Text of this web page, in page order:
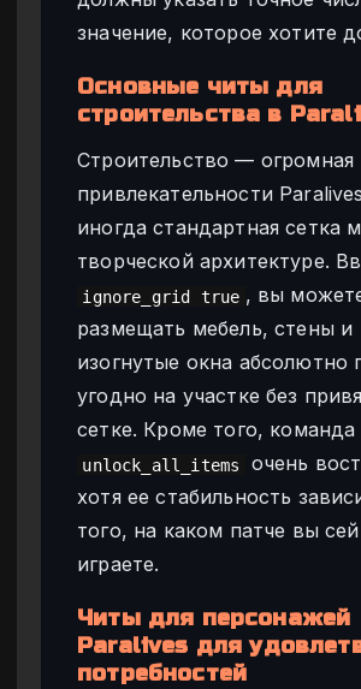
значение, которое хотите
Основные читы для
строительства в
Строительство — огромная
привлекательности
иногда стандартная сетка
творческой архитектуре.
ignore_grid true , вы
размещать мебель, стены и
изогнутые окна абсолютно
угодно на участке без
сетке. Кроме того, команда
unlock_all_items
очень
хотя ее стабильность
того, на каком патче вы
играете.
Читы для персонажей
Paralives для
потребностей